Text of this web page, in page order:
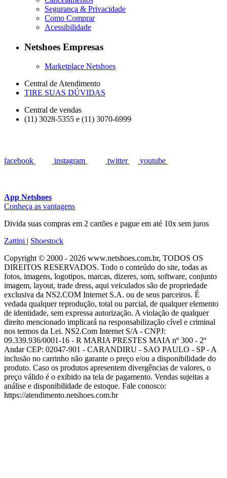
Segurança & Privacidade
Como Comprar
Acessibilidade
Netshoes Empresas
Marketplace Netshoes
Central de Atendimento
TIRE SUAS DÚVIDAS
Central de vendas
(11) 3028-5355 e (11) 3070-6999
facebook instagram twitter youtube
App Netshoes
Conheça as vantagens
Divida suas compras em 2 cartões e pague em até 10x sem juros
Zattini | Shoestock
Copyright © 2000 - 2026 www.netshoes.com.br, TODOS OS
DIREITOS RESERVADOS. Todo o conteúdo do site, todas as
fotos, imagens, logotipos, marcas, dizeres, som, software, conjunto
imagem, layout, trade dress, aqui veiculados são de propriedade
exclusiva da NS2.COM Internet S.A. ou de seus parceiros. É
vedada qualquer reprodução, total ou parcial, de qualquer elemento
de identidade, sem expressa autorização. A violação de qualquer
direito mencionado implicará na responsabilização cível e criminal
nos termos da Lei. NS2.Com Internet S/A - CNPJ:
09.339.936/0001-16 - R MARIA PRESTES MAIA nº 300 - 2º
Andar CEP: 02047-901 - CARANDIRU - SAO PAULO - SP - A
inclusão no carrinho não garante o preço e/ou a disponibilidade do
produto. Caso os produtos apresentem divergências de valores, o
preço válido é o exibido na tela de pagamento. Vendas sujeitas a
análise e disponibilidade de estoque. Fale conosco:
https://atendimento.netshoes.com.br